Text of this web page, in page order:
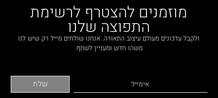
מוזמנים להצטרף לרשימת
התפוצה שלנו
ולקבל עדכונים מעולם עיצוב התאורה. אנחנו שולחים מייל רק שיש לנו
משהו חדש ומעניין לשתף.